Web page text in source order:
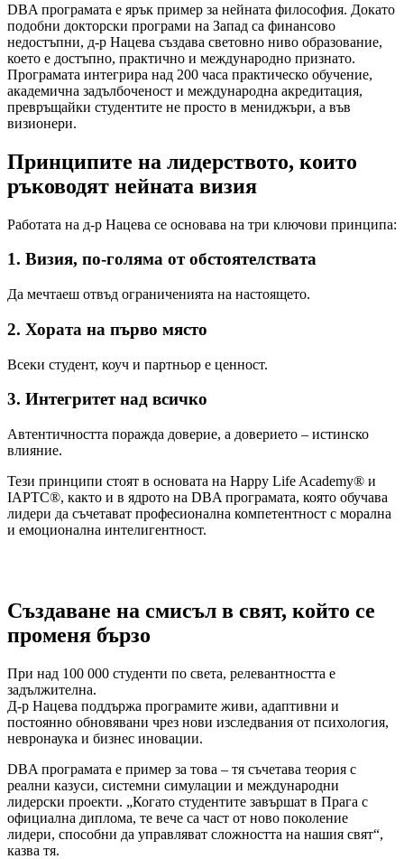
DBA програмата е ярък пример за нейната философия. Докато
подобни докторски програми на Запад са финансово
недостъпни, д-р Нацева създава световно ниво образование,
което е достъпно, практично и международно признато.
Програмата интегрира над 200 часа практическо обучение,
академична задълбоченост и международна акредитация,
превръщайки студентите не просто в мениджъри, а във
визионери.
Принципите на лидерството, които
ръководят нейната визия
Работата на д-р Нацева се основава на три ключови принципа:
1. Визия, по-голяма от обстоятелствата
Да мечтаеш отвъд ограниченията на настоящето.
2. Хората на първо място
Всеки студент, коуч и партньор е ценност.
3. Интегритет над всичко
Автентичността поражда доверие, а доверието – истинско
влияние.
Тези принципи стоят в основата на Happy Life Academy® и
IAPTC®, както и в ядрото на DBA програмата, която обучава
лидери да съчетават професионална компетентност с морална
и емоционална интелигентност.
Създаване на смисъл в свят, който се
променя бързо
При над 100 000 студенти по света, релевантността е
задължителна.
Д-р Нацева поддържа програмите живи, адаптивни и
постоянно обновявани чрез нови изследвания от психология,
невронаука и бизнес иновации.
DBA програмата е пример за това – тя съчетава теория с
реални казуси, системни симулации и международни
лидерски проекти. „Когато студентите завършат в Прага с
официална диплома, те вече са част от ново поколение
лидери, способни да управляват сложността на нашия свят“,
казва тя.